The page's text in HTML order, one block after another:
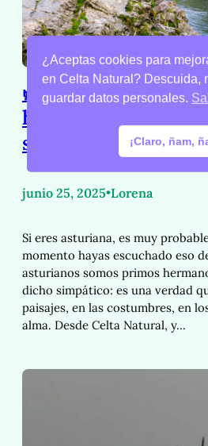
🌿 Gallegos y
hermanos unidos
sus raíces celtas
junio 25, 2025•Lorena
Si eres asturiana, es muy
momento hayas escuchado eso
asturianos somos primos
dicho simpático: es una verdad
paisajes, en las costumbres, en
alma. Desde Celta Natural, y…
¿Aceptas cookies para
en Celta Natural? Descuida,
guardar datos personales.
¡Claro, ñam,